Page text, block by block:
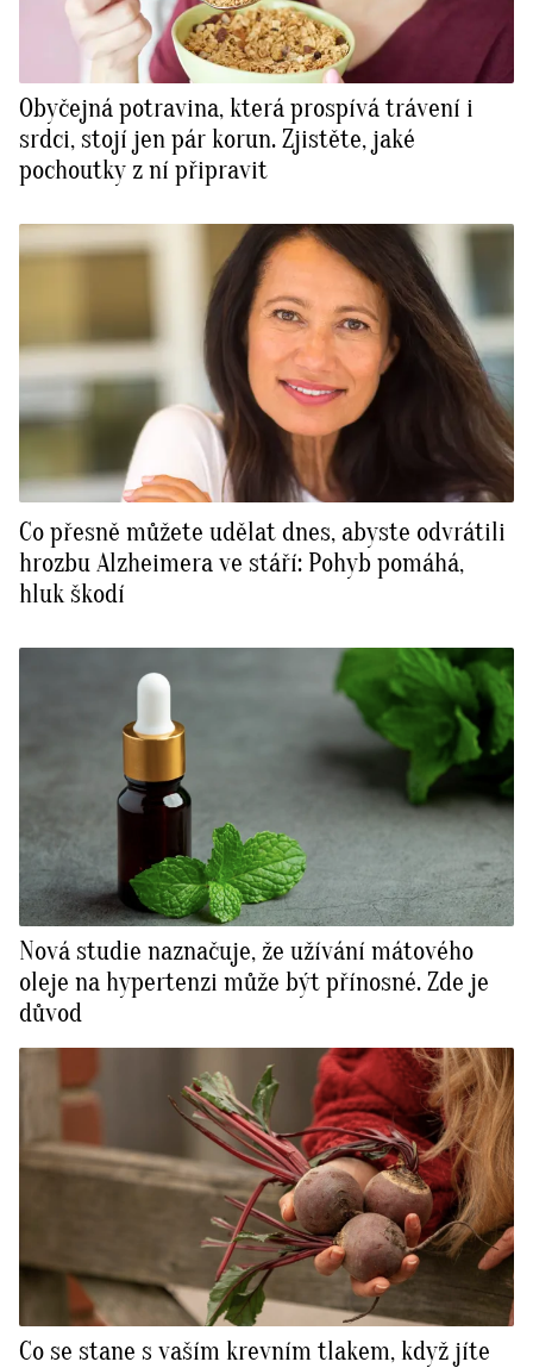
Obyčejná potravina, která prospívá trávení i
srdci, stojí jen pár korun. Zjistěte, jaké
pochoutky z ní připravit
Co přesně můžete udělat dnes, abyste odvrátili
hrozbu Alzheimera ve stáří: Pohyb pomáhá,
hluk škodí
Nová studie naznačuje, že užívání mátového
oleje na hypertenzi může být přínosné. Zde je
důvod
Co se stane s vaším krevním tlakem, když jíte